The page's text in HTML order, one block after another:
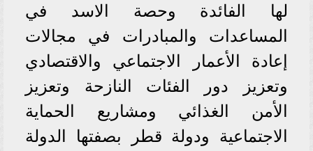
لها الفائدة وحصة الاسد في
المساعدات والمبادرات في مجالات
إعادة الأعمار الاجتماعي والاقتصادي
وتعزيز دور الفئات النازحة وتعزيز
الأمن الغذائي ومشاريع الحماية
الاجتماعية ودولة قطر بصفتها الدولة